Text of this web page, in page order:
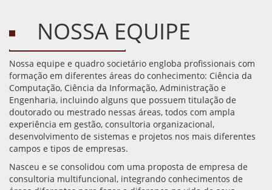
NOSSA EQUIPE
Nossa equipe e quadro societário engloba profissionais com
formação em diferentes áreas do conhecimento: Ciência da
Computação, Ciência da Informação, Administração e
Engenharia, incluindo alguns que possuem titulação de
doutorado ou mestrado nessas áreas, todos com ampla
experiência em gestão, consultoria organizacional,
desenvolvimento de sistemas e projetos nos mais diferentes
campos e tipos de empresas.
Nasceu e se consolidou com uma proposta de empresa de
consultoria multifuncional, integrando conhecimentos de